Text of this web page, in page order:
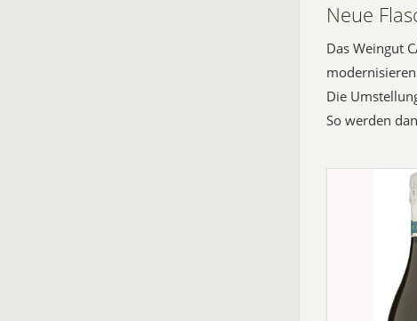
Neue
Das Weingut
Die
So werden